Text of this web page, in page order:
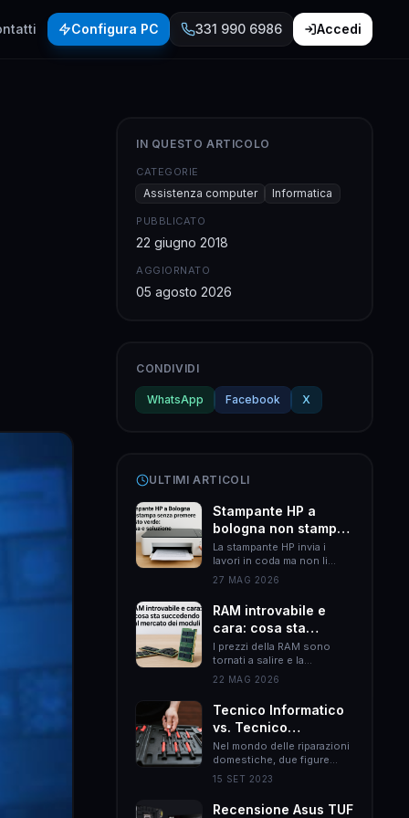
Configura PC 331 990 6986 Accedi
IN QUESTO ARTICOLO
CATEGORIE
Assistenza computer Informatica
PUBBLICATO
22 giugno 2018
AGGIORNATO
05 agosto 2026
CONDIVIDI
WhatsApp Facebook X
ULTIMI ARTICOLI
Stampante HP a
bologna non stampa
senza premere il
tasto verde: causa e
soluzione
La stampante HP invia i
lavori in coda ma non li
esegue finché non premi il
quasi sempre HP Smart.
Ecco come risolverlo
definitivamente.
27 MAG 2026
RAM introvabile e
cara: cosa sta
succedendo al
mercato dei moduli
I prezzi della RAM sono
tornati a salire e la
disponibilità si è ridotta.
muoversi per non spendere
il doppio.
22 MAG 2026
Tecnico Informatico
vs. Tecnico
Elettrodomestici:
Differenze Chiave
nel Mondo delle
Domestiche
Nel mondo delle riparazioni
domestiche, due figure
professionali emergono
campo: il tecnico
informatico e il tecnico
15 SET 2023
Recensione Asus TUF